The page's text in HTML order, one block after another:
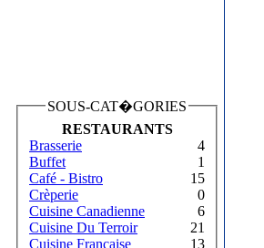
SOUS-CAT�GORIES
RESTAURANTS
Brasserie
4
Buffet
1
Café - Bistro
15
Crèperie
0
Cuisine Canadienne
6
Cuisine Du Terroir
21
Cuisine Francaise
13